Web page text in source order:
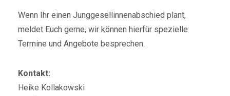
Wenn Ihr einen Junggesellinnenabschied plant,
meldet Euch gerne, wir können hierfür spezielle
Termine und Angebote besprechen.
Kontakt:
Heike Kollakowski